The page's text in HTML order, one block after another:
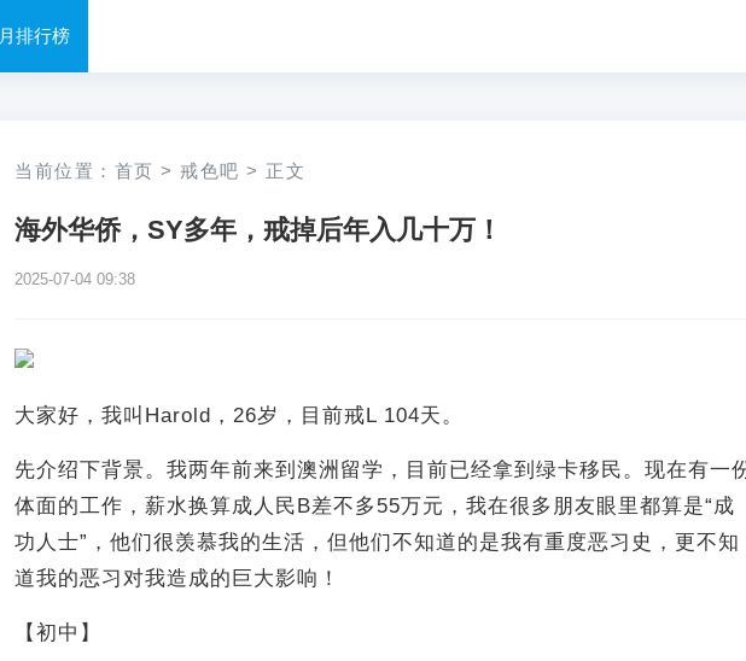
月排行榜
当前位置： 首页 > 戒色吧 > 正文
海外华侨，SY多年，戒掉后年入几十万！
2025-07-04 09:38
大家好，我叫Harold，26岁，目前戒L 104天。
先介绍下背景。我两年前来到澳洲留学，目前已经拿到绿卡移民。现在有一
体面的工作，薪水换算成人民B差不多55万元，我在很多朋友眼里都算是“成
功人士”，他们很羡慕我的生活，但他们不知道的是我有重度恶习史，更不知
道我的恶习对我造成的巨大影响！
【初中】